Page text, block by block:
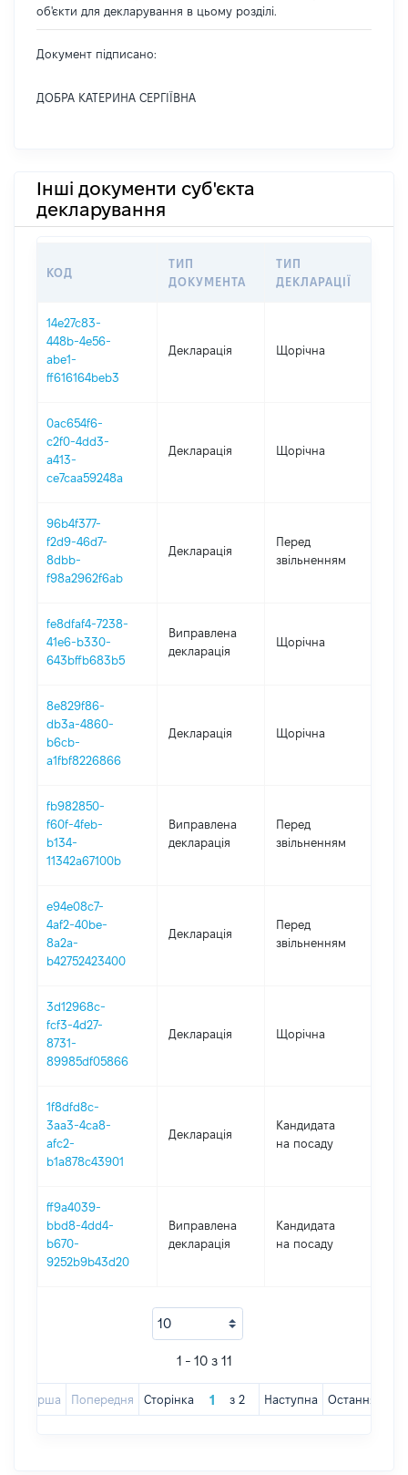
об'єкти для декларування в цьому розділі.
Документ підписано:
ДОБРА КАТЕРИНА СЕРГІЇВНА
Інші документи суб'єкта
декларування
КОД
ТИП
ДОКУМЕНТА
ТИП
ДЕКЛАРАЦІЇ
14e27c83-
448b-4e56-
abe1-
ff616164beb3
Декларація Щорічна
0ac654f6-
c2f0-4dd3-
a413-
ce7caa59248a
Декларація Щорічна
96b4f377-
f2d9-46d7-
8dbb-
f98a2962f6ab
Декларація
Перед
звільненням
fe8dfaf4-7238-
41e6-b330-
643bffb683b5
Виправлена
декларація
Щорічна
8e829f86-
db3a-4860-
b6cb-
a1fbf8226866
Декларація Щорічна
fb982850-
f60f-4feb-
b134-
11342a67100b
Виправлена
декларація
Перед
звільненням
e94e08c7-
4af2-40be-
8a2a-
b42752423400
Декларація
Перед
звільненням
3d12968c-
fcf3-4d27-
8731-
89985df05866
Декларація Щорічна
1f8dfd8c-
3aa3-4ca8-
afc2-
b1a878c43901
Декларація
Кандидата
на посаду
ff9a4039-
bbd8-4dd4-
b670-
9252b9b43d20
Виправлена
декларація
Кандидата
на посаду
1 - 10 з 11
Перша Попередня Сторінка з 2 Наступна Остання